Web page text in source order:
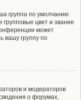
группа по умолчанию
групповые цвет и звание
может
вашу группу по
и модераторов
о форумах,